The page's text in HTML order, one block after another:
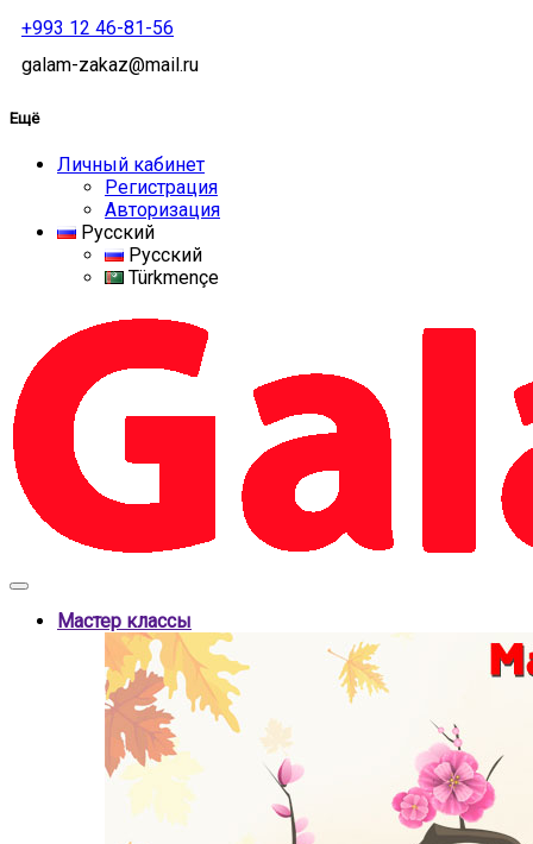
+993 12 46-81-56
galam-zakaz@mail.ru
Ещё
Личный кабинет
Регистрация
Авторизация
Русский
Русский
Türkmençe
Мастер классы